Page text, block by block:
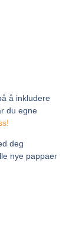
å inkludere
du egne
deg
nye pappaer